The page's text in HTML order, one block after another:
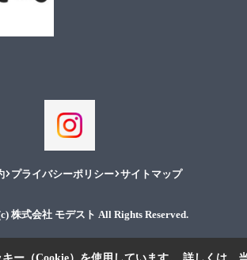
プライバシーポリシー サイトマップ
株式会社 モデスト All Rights Reserved.